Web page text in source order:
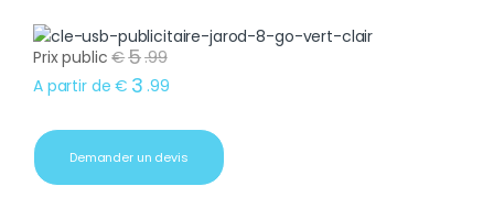
Prix public €5.99
A partir de € 3 .99
Demander un devis